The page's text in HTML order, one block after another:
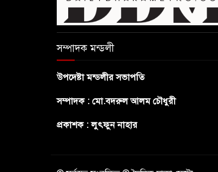
সম্পাদক মন্ডলী
উপদেষ্টা মন্ডলীর সভাপতি
সম্পাদক : মো.বদরুল আলম চৌধুরী
প্রকাশক : লুৎফুন নাহার